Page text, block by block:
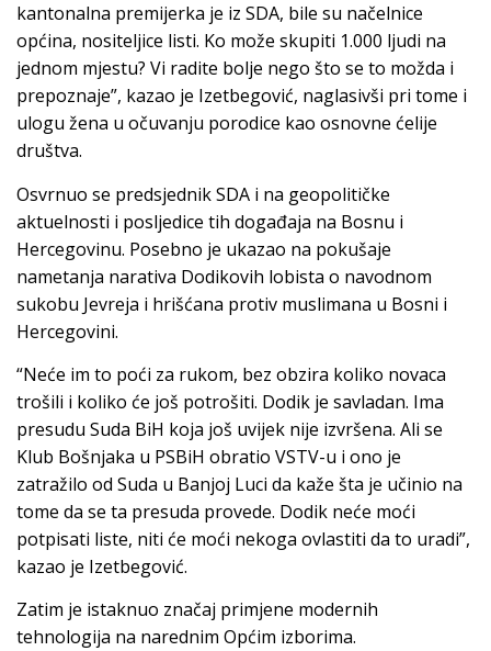
kantonalna premijerka je iz SDA, bile su načelnice
općina, nositeljice listi. Ko može skupiti 1.000 ljudi na
jednom mjestu? Vi radite bolje nego što se to možda i
prepoznaje”, kazao je Izetbegović, naglasivši pri tome i
ulogu žena u očuvanju porodice kao osnovne ćelije
društva.
Osvrnuo se predsjednik SDA i na geopolitičke
aktuelnosti i posljedice tih događaja na Bosnu i
Hercegovinu. Posebno je ukazao na pokušaje
nametanja narativa Dodikovih lobista o navodnom
sukobu Jevreja i hrišćana protiv muslimana u Bosni i
Hercegovini.
“Neće im to poći za rukom, bez obzira koliko novaca
trošili i koliko će još potrošiti. Dodik je savladan. Ima
presudu Suda BiH koja još uvijek nije izvršena. Ali se
Klub Bošnjaka u PSBiH obratio VSTV-u i ono je
zatražilo od Suda u Banjoj Luci da kaže šta je učinio na
tome da se ta presuda provede. Dodik neće moći
potpisati liste, niti će moći nekoga ovlastiti da to uradi”,
kazao je Izetbegović.
Zatim je istaknuo značaj primjene modernih
tehnologija na narednim Općim izborima.